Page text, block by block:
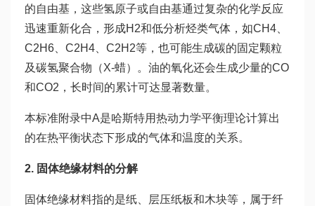
的自由基，这些氢原子或自由基通过复杂的化学反应
迅速重新化合，形成H2和低分析烃类气体，如CH4、
C2H6、C2H4、C2H2等，也可能生成碳的固定颗粒
及碳氢聚合物（X-蜡）。油的氧化还会生成少量的CO
和CO2，长时间的累计可达显著数量。
本标准附录中A是哈斯特用热动力学平衡理论计算出
的在热平衡状态下形成的气体和温度的关系。
2. 固体绝缘材料的分解
固体绝缘材料指的是纸、层压纸板和木块等，属于纤